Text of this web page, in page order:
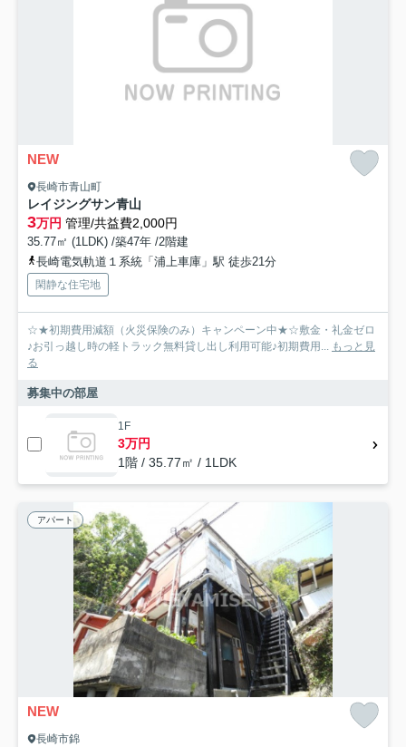
NEW
長崎市青山町
レイジングサン青山
3万円 管理/共益費2,000円
35.77㎡ (1LDK) /築47年 /2階建
長崎電気軌道１系統「浦上車庫」駅 徒歩21分
閑静な住宅地
☆★初期費用減額（火災保険のみ）キャンペーン中★☆敷金・礼金ゼロ
♪お引っ越し時の軽トラック無料貸し出し利用可能♪初期費用...
もっと見
る
募集中の部屋
1F
3万円
1階 / 35.77㎡ / 1LDK
アパート
NEW
長崎市錦